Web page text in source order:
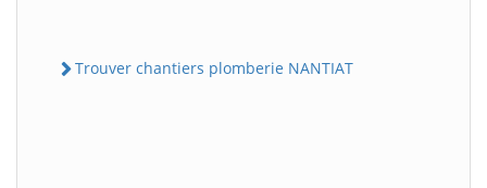
Trouver chantiers plomberie NANTIAT